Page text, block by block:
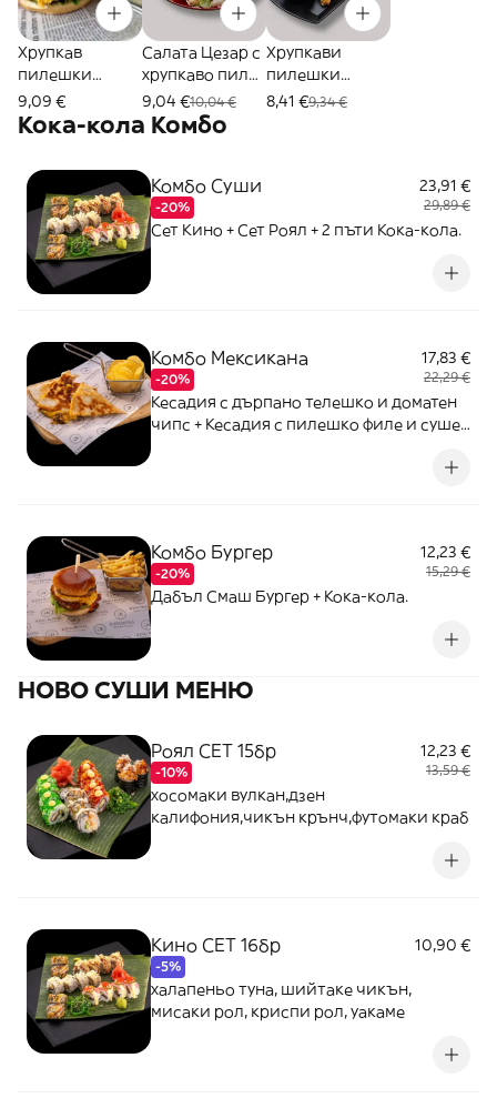
Хрупкав
пилешки
бургер (450г)
9,09 €
Салата Цезар с
хрупкаво пиле
(300г)
9,04 €10,04 €
Хрупкави
пилешки
бонфиленца
8,41 €9,34 €
Кока-кола Комбо
Комбо Суши
-20%
23,91 €
29,89 €
Сет Кино + Сет Роял + 2 пъти Кока-кола.
Комбо Мексикана
-20%
17,83 €
22,29 €
Кесадия с дърпано телешко и доматен
чипс + Кесадия с пилешко филе и сушен
Комбо Бургер
-20%
12,23 €
15,29 €
Дабъл Смаш Бургер + Кока-кола.
НОВО СУШИ МЕНЮ
Роял СЕТ 15бр
-10%
12,23 €
13,59 €
хосомаки вулкан,дзен
калифония,чикън крънч,футомаки краб
Кино СЕТ 16бр
-5%
10,90 €
халапеньо туна, шийтаке чикън,
мисаки рол, криспи рол, уакаме